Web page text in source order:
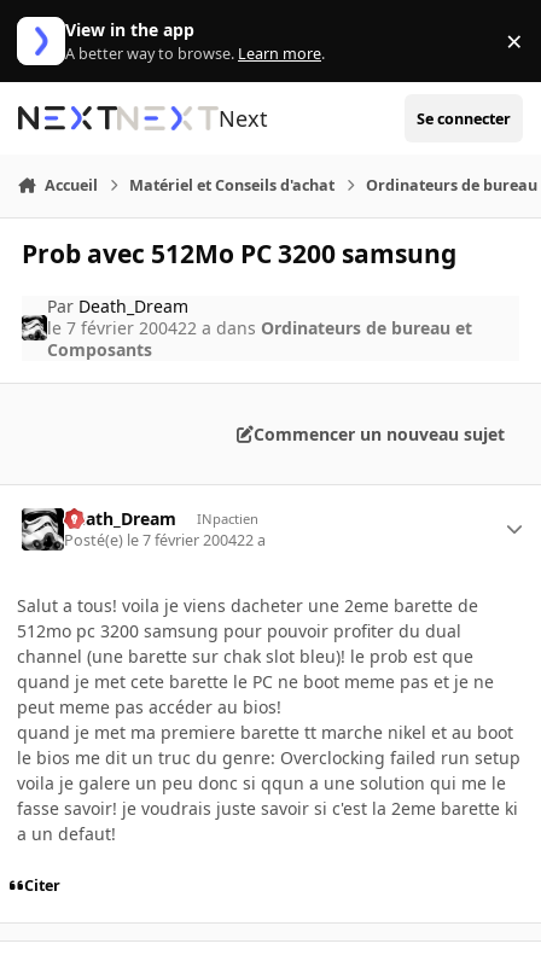
Aller au contenu
View in the app
A better way to browse. Learn more. ×
Next Se connecter
Accueil Matériel et Conseils d'achat Ordinateurs de bureau
Prob avec 512Mo PC 3200 samsung
Par Death_Dream
le 7 février 200422 a dans Ordinateurs de bureau et
Composants
Commencer un nouveau sujet
Death_Dream INpactien
Posté(e) le 7 février 200422 a
Salut a tous! voila je viens dacheter une 2eme barette de
512mo pc 3200 samsung pour pouvoir profiter du dual
channel (une barette sur chak slot bleu)! le prob est que
quand je met cete barette le PC ne boot meme pas et je ne
peut meme pas accéder au bios!
quand je met ma premiere barette tt marche nikel et au boot
le bios me dit un truc du genre: Overclocking failed run setup
voila je galere un peu donc si qqun a une solution qui me le
fasse savoir! je voudrais juste savoir si c'est la 2eme barette ki
a un defaut!
Citer